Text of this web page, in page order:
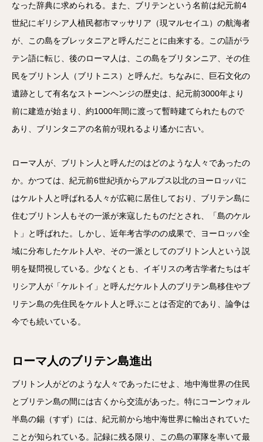
なった辞典に求められる。また、ブリテンという名前は紀元前4
世紀にギリシア人植民都市マッサリア（現マルセイユ）の航海者
が、この島をブレッタニアと呼んだことに由来する。この語がラ
テン語に転じ、後のローマ人は、この島をブリタンニア、その住
民をブリトン人（ブリトニス）と呼んだ。ちなみに、巨石文化の
遺跡として有名なストーンヘンジの歴史は、紀元前3000年より
前に建造が始まり、約1000年間に渡って暫時建てられたもので
あり、ブリンタニアの名前が現れるより遙かに古い。
ローマ人が、ブリトン人と呼んだのはどのような人々であったの
か。かつては、紀元前6世紀頃からアルプス以北のヨーロッパに
はケルト人と呼ばれる人々が広範に居住しており、ブリテン島に
住むブリトン人もその一派が来寇したものだとされ、「島のケル
ト」と呼ばれた。しかし、近年考古学のの成果で、ヨーロッパ全
域に分布したケルト人や、その一派としてのブリトン人という説
明を疑問視している。少なくとも、イギリスの考古学者たちはギ
リシア人が「ケルトイ」と呼んだケルト人のブリテン島移住やブ
リテン島の先住民をケルト人と呼ぶことは否定的であり、論争は
今でも続いている。
ローマ人のブリテン島進出
ブリトン人がどのような人々であったにせよ、地中海世界の住民
とブリテン島の間には古くから交流があった。特にコーンウォル
半島の錫（すず）には、紀元前から地中海世界に輸出されていた
ことが知られている。記録に残る限り、この島の軍隊を率いて最